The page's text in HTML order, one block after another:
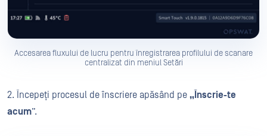
Accesarea fluxului de lucru pentru înregistrarea profilului de scanare
centralizat din meniul Setări
2. Începeți procesul de înscriere apăsând pe „Înscrie-te
acum”.